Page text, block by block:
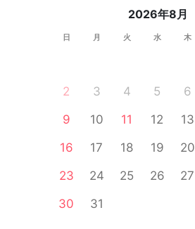
2026年8月
日 月 火 水 木
2
3 4 5 6
9
10 11 12 13
16
17 18 19 20
23
24 25 26 27
30
31